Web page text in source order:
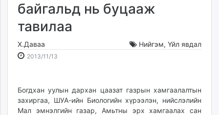
dorgio.mn
Gogo.mn
news.mn
zindaa.mn
ikon.mn
mnb.mn
байгальд нь буцааж
тавилаа
Х.Даваа Нийгэм, Үйл явдал
2013/11/13
23:32:30
09:55:37
Богдхан уулын дархан цаазат газрын хамгаалалтын
захиргаа, ШУА-ийн Биологийн хүрээлэн, нийслэлийн
Мал эмнэлгийн газар, Амьтны эрх хамгаалах сан